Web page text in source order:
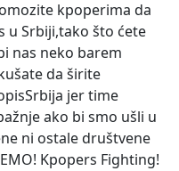
kpoperima da
u Srbiji,tako što ćete
nas neko barem
da širite
jer time
ako bi smo ušli u
ni ostale društvene
Kpopers Fighting!